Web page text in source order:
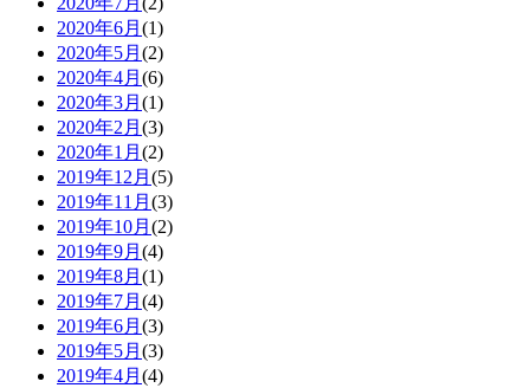
2020年6月 (1)
2020年5月 (2)
2020年4月 (6)
2020年3月 (1)
2020年2月 (3)
2020年1月 (2)
2019年12月 (5)
2019年11月 (3)
2019年10月 (2)
2019年9月 (4)
2019年8月 (1)
2019年7月 (4)
2019年6月 (3)
2019年5月 (3)
2019年4月 (4)